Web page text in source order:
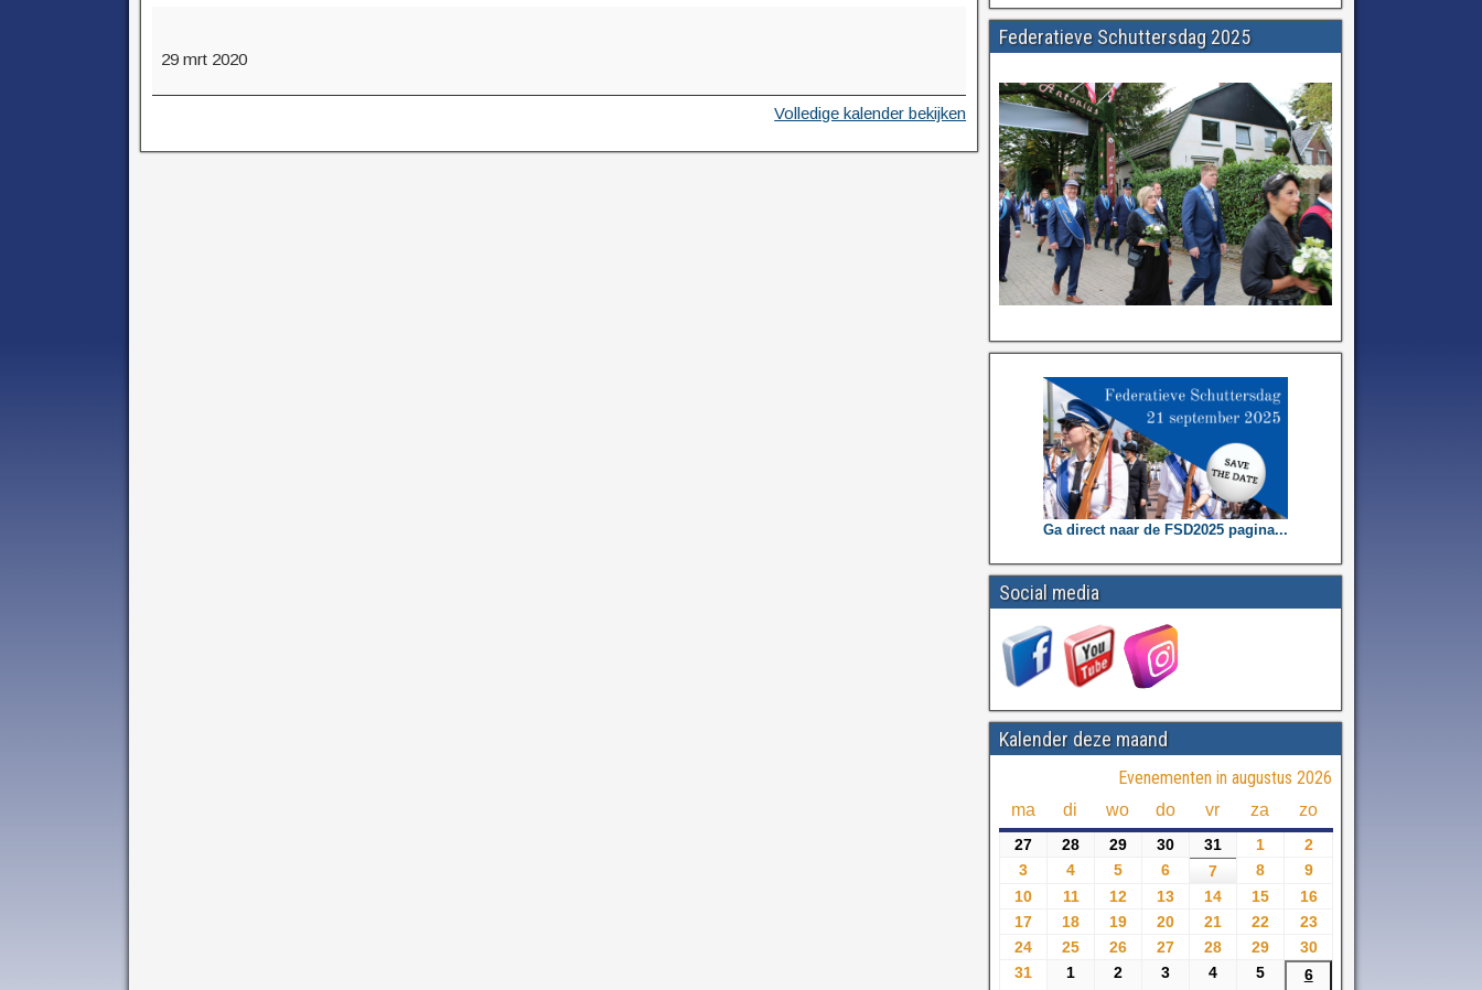
29 mrt 2020
Volledige kalender bekijken
Federatieve Schuttersdag 2025
Ga direct naar de FSD2025 pagina...
Social media
Kalender deze maand
Evenementen in augustus 2026
ma di wo do vr za zo
27 28 29 30 31 1
2
3
4 5 6 7 8
9
10
11 12 13 14 15
16
17
18 19 20 21 22
23
24
25 26 27 28 29
30
31
1 2 3 4 5 6